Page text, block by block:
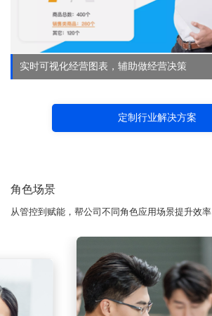
实时可视化经营图表，辅助做经营决策
定制行业解决方案
角色场景
从管控到赋能，帮公司不同角色应用场景提升效率